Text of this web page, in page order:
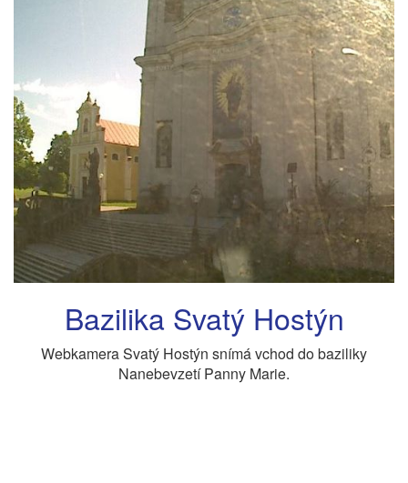
Bazilika Svatý Hostýn
Webkamera Svatý Hostýn snímá vchod do baziliky
Nanebevzetí Panny Marie.